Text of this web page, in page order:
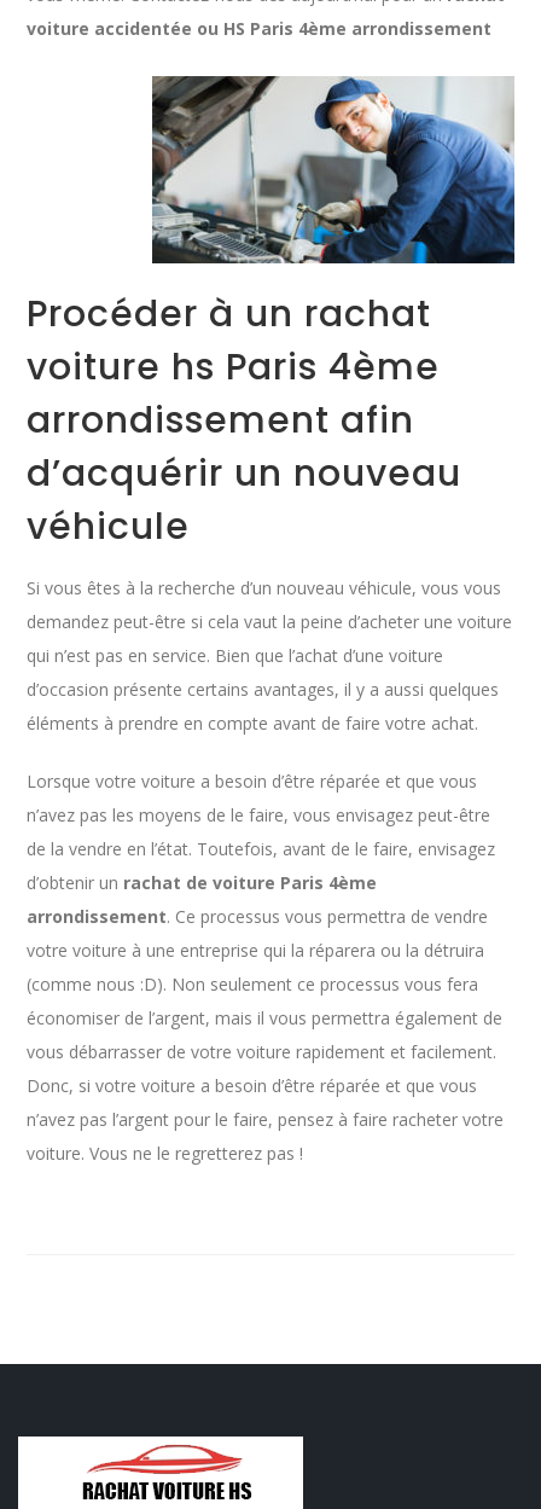
voiture accidentée ou HS Paris 4ème arrondissement
Procéder à un rachat
voiture hs Paris 4ème
arrondissement afin
d’acquérir un nouveau
véhicule
Si vous êtes à la recherche d’un nouveau véhicule, vous vous
demandez peut-être si cela vaut la peine d’acheter une voiture
qui n’est pas en service. Bien que l’achat d’une voiture
d’occasion présente certains avantages, il y a aussi quelques
éléments à prendre en compte avant de faire votre achat.
Lorsque votre voiture a besoin d’être réparée et que vous
n’avez pas les moyens de le faire, vous envisagez peut-être
de la vendre en l’état. Toutefois, avant de le faire, envisagez
d’obtenir un rachat de voiture Paris 4ème
arrondissement. Ce processus vous permettra de vendre
votre voiture à une entreprise qui la réparera ou la détruira
(comme nous :D). Non seulement ce processus vous fera
économiser de l’argent, mais il vous permettra également de
vous débarrasser de votre voiture rapidement et facilement.
Donc, si votre voiture a besoin d’être réparée et que vous
n’avez pas l’argent pour le faire, pensez à faire racheter votre
voiture. Vous ne le regretterez pas !